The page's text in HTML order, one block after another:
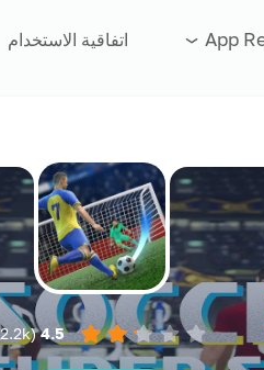
اتفاقية الاستخدام App
4.5
(
2.2k